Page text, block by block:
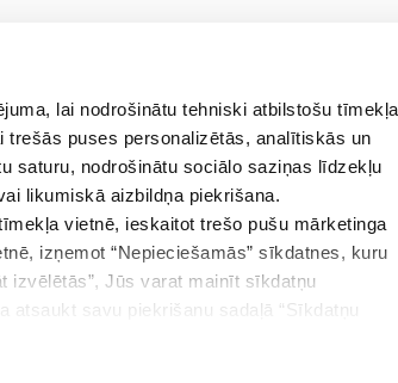
lai nodrošinātu tehniski atbilstošu tīmekļa
puses personalizētās, analītiskās un
saturu, nodrošinātu sociālo saziņas līdzekļu
likumiskā aizbildņa piekrišana.
vietnē, ieskaitot trešo pušu mārketinga
izņemot “Nepieciešamās” sīkdatnes, kuru
izvēlētās”, Jūs varat mainīt sīkdatņu
atsaukt savu piekrišanu sadaļā “Sīkdatņu
maijs jūnijs jūlijs